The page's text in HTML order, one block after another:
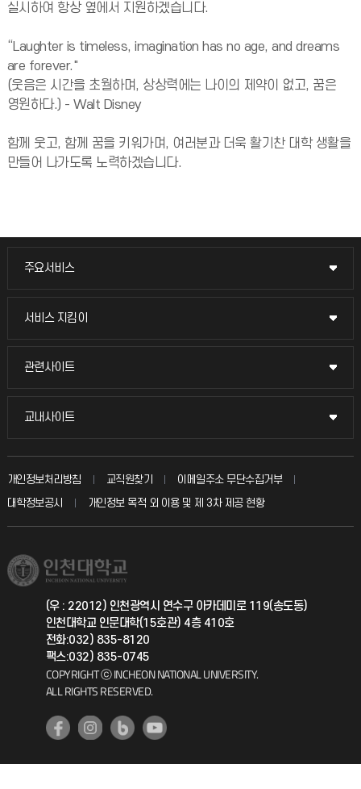
실시하여 항상 옆에서 지원하겠습니다.
“Laughter is timeless, imagination has no age, and dreams
are forever."
(웃음은 시간을 초월하며, 상상력에는 나이의 제약이 없고, 꿈은
영원하다.) - Walt Disney
함께 웃고, 함께 꿈을 키워가며, 여러분과 더욱 활기찬 대학 생활을
만들어 나가도록 노력하겠습니다.
주요서비스
주요서비스
교무회의방송
입학안내
취업정보(학생)
서비스 지킴이
서비스 지킴이
묻고 답하기
칭찬마당
학생서비스 지킴이
관련사이트
관련사이트
국방헬프콜
총동문회
교내사이트
교내사이트
교수회
교육혁신본부
국제지원과
공자아카데미
기초교육원
개인정보처리방침 교직원찾기
이메일주소 무단수집거부
대학정보공시
개인정보 목적 외 이용 및 제 3차 제공 현황
(우 : 22012) 인천광역시 연수구 아카데미로 119(송도동)
인천대학교 인문대학(15호관) 4층 410호
전화:032) 835-8120
팩스:032) 835-0745
COPYRIGHT ⓒ INCHEON NATIONAL UNIVERSITY.
ALL RIGHTS RESERVED.